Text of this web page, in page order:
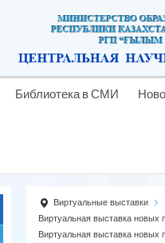
Библиотека в СМИ
Виртуальные выставки
Виртуальная выставка новых
Виртуальная выставка новых